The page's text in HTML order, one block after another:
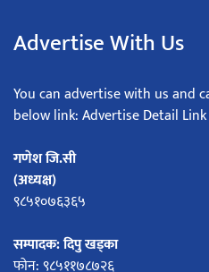
Advertise With Us
You can advertise with us and
below link: Advertise Detail Link
गणेश जि.सी
(अध्यक्ष)
९८५१०७६३६५
सम्पादक: दिपु खड्का
फोन: ९८५११७८७२६